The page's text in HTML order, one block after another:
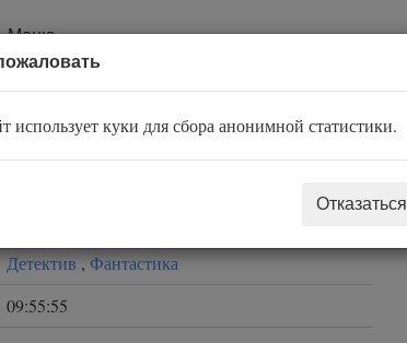
Меню
Детектив,Фантастика
09:55:55
использует куки для сбора анонимной статистики.
Отказаться